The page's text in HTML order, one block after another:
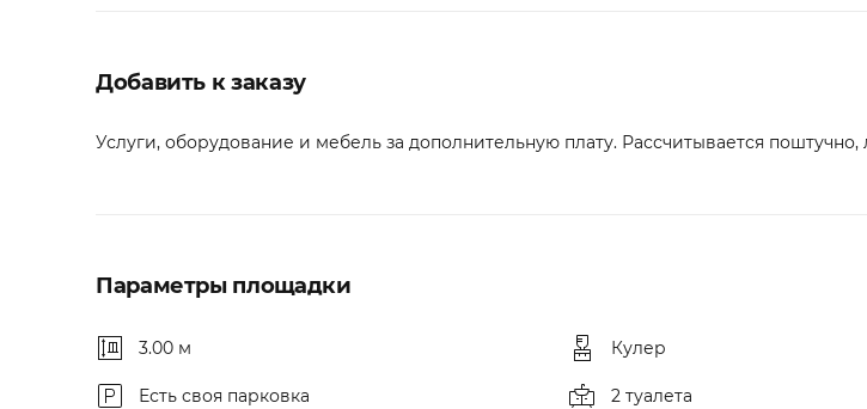
Добавить к заказу
Услуги, оборудование и мебель за дополнительную плату. Рассчитывается поштучно,
Параметры площадки
3.00 м
Есть своя парковка
Кулер
2 туалета